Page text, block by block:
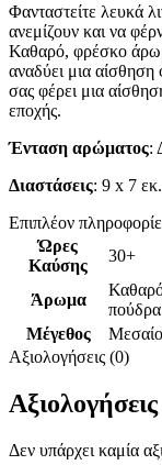
Φανταστείτε λευκά
ανεμίζουν και να
Καθαρό, φρέσκο
αναδύει μια
σας φέρει μια
εποχής.
Ένταση αρώματος:
Διαστάσεις: 9 x 7 εκ.
Επιπλέον
Ώρες
Καύσης
30+
Άρωμα
Μέγεθος
Αξιολογήσεις (0)
Αξιολογήσεις
Δεν υπάρχει καμία